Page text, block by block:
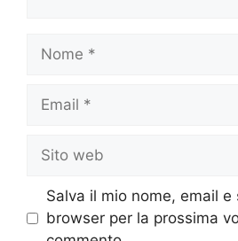
web
Salva il mio nome, email
browser per la prossima